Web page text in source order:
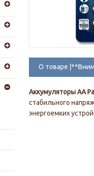
О товаре
Аккумуляторы АА
стабильного
энергоемких